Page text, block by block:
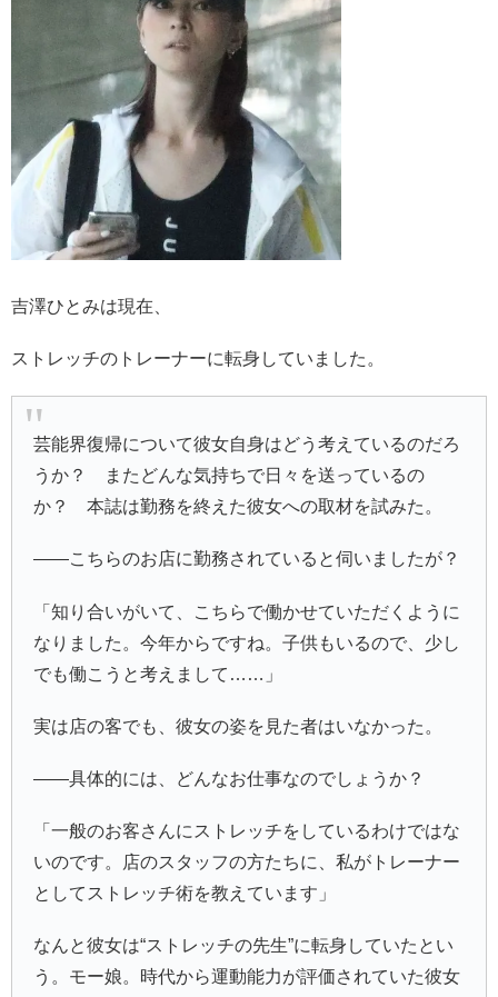
吉澤ひとみは現在、
ストレッチのトレーナーに転身していました。
芸能界復帰について彼女自身はどう考えているのだろ
うか？ またどんな気持ちで日々を送っているの
か？ 本誌は勤務を終えた彼女への取材を試みた。
――こちらのお店に勤務されていると伺いましたが？
「知り合いがいて、こちらで働かせていただくように
なりました。今年からですね。子供もいるので、少し
でも働こうと考えまして……」
実は店の客でも、彼女の姿を見た者はいなかった。
――具体的には、どんなお仕事なのでしょうか？
「一般のお客さんにストレッチをしているわけではな
いのです。店のスタッフの方たちに、私がトレーナー
としてストレッチ術を教えています」
なんと彼女は“ストレッチの先生”に転身していたとい
う。モー娘。時代から運動能力が評価されていた彼女